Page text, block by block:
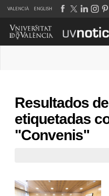
VALENCIÀ ENGLISH
Resultados
etiquetadas
"Convenis"